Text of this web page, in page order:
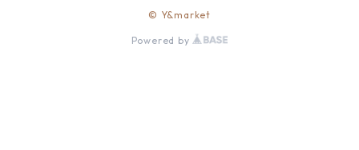
© Y&market
Powered by